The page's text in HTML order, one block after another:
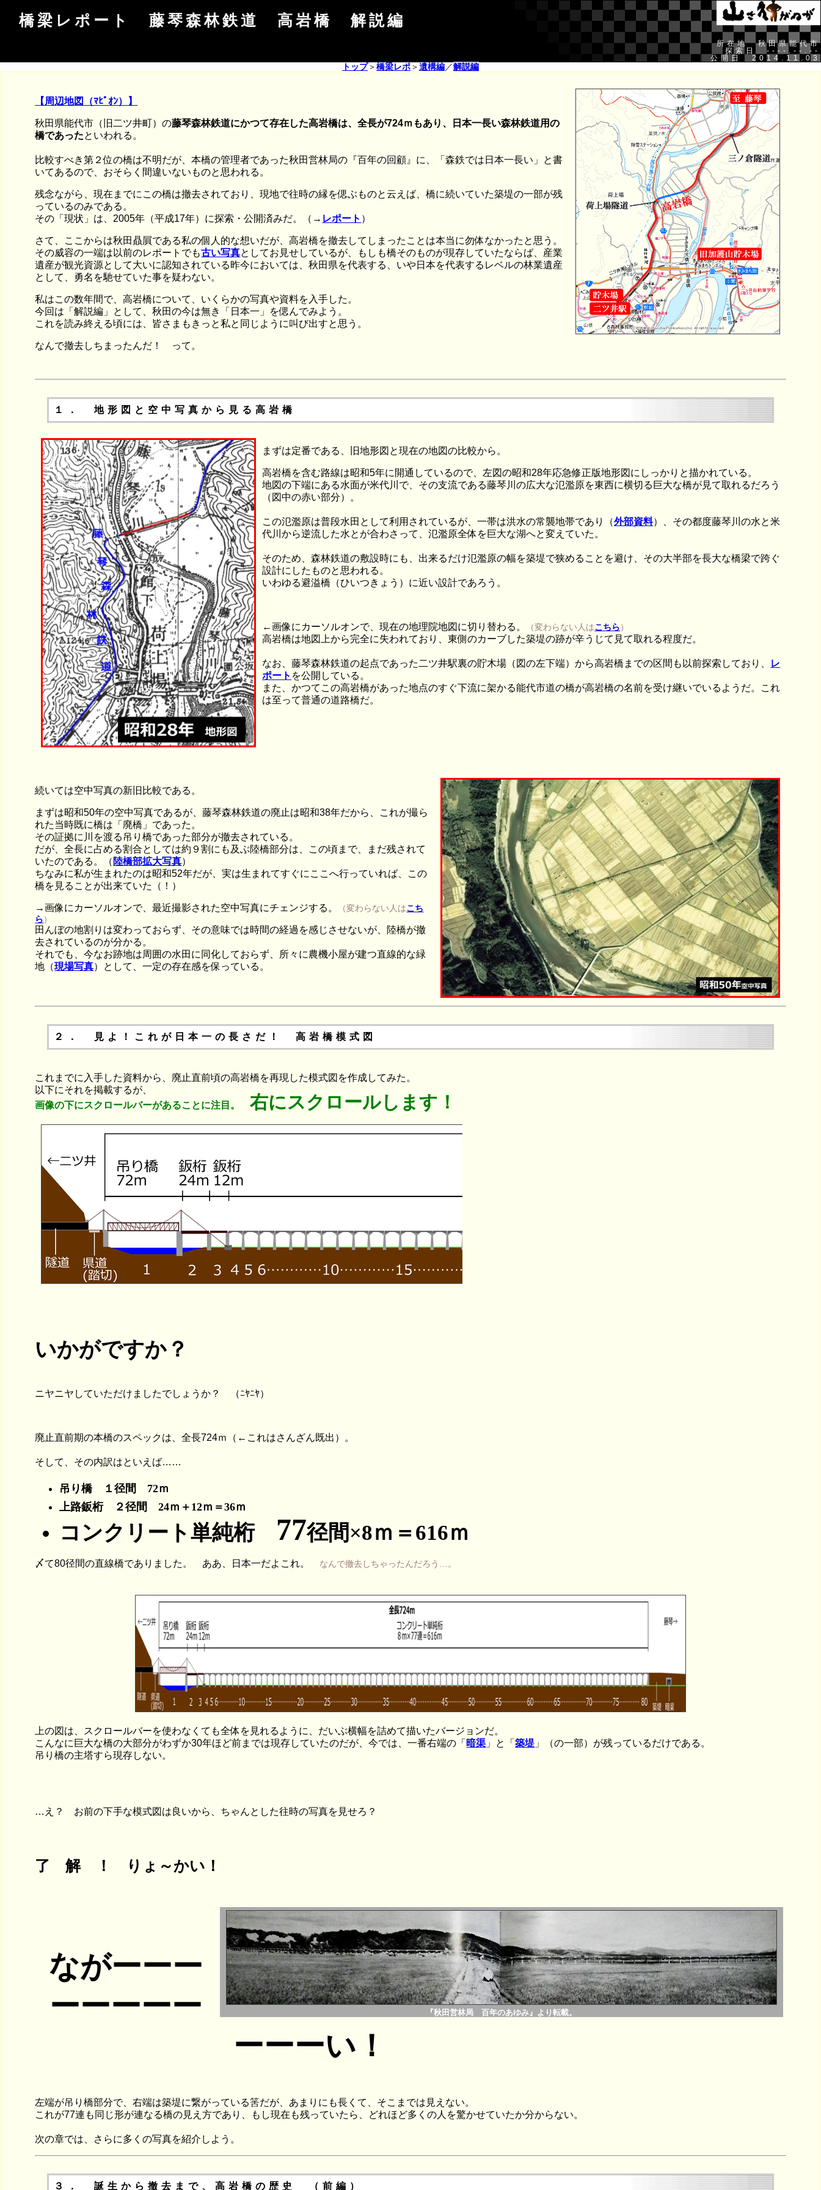
橋梁レポート 藤琴森林鉄道 高岩橋 解説編
所在地 秋田県能代市
探索日 ----.--.--
公開日 2014.11.03
トップ＞橋梁レポ＞遺構編／解説編
【周辺地図（ﾏﾋﾟｵﾝ）】
秋田県能代市（旧二ツ井町）の藤琴森林鉄道にかつて存在した高岩橋は、全長が724ｍもあり、日本一長い森林鉄道用の
橋であったといわれる。
比較すべき第２位の橋は不明だが、本橋の管理者であった秋田営林局の『百年の回顧』に、「森鉄では日本一長い」と書
いてあるので、おそらく間違いないものと思われる。
残念ながら、現在までにこの橋は撤去されており、現地で往時の縁を偲ぶものと云えば、橋に続いていた築堤の一部が残
っているのみである。
その「現状」は、2005年（平成17年）に探索・公開済みだ。（→ レポート ）
さて、ここからは秋田贔屓である私の個人的な想いだが、高岩橋を撤去してしまったことは本当に勿体なかったと思う。
その威容の一端は以前のレポートでも古い写真としてお見せしているが、もしも橋そのものが現存していたならば、産業
遺産が観光資源として大いに認知されている昨今においては、秋田県を代表する、いや日本を代表するレベルの林業遺産
として、勇名を馳せていた事を疑わない。
私はこの数年間で、高岩橋について、いくらかの写真や資料を入手した。
今回は「解説編」として、秋田の今は無き「日本一」を偲んでみよう。
これを読み終える頃には、皆さまもきっと私と同じように叫び出すと思う。
なんで撤去しちまったんだ！ って。
１． 地形図と空中写真から見る高岩橋
まずは定番である、旧地形図と現在の地図の比較から。
高岩橋を含む路線は昭和5年に開通しているので、左図の昭和28年応急修正版地形図にしっかりと描かれている。
地図の下端にある水面が米代川で、その支流である藤琴川の広大な氾濫原を東西に横切る巨大な橋が見て取れるだろう
（図中の赤い部分）。
この氾濫原は普段水田として利用されているが、一帯は洪水の常襲地帯であり（外部資料）、その都度藤琴川の水と米
代川から逆流した水とが合わさって、氾濫原全体を巨大な湖へと変えていた。
そのため、森林鉄道の敷設時にも、出来るだけ氾濫原の幅を築堤で狭めることを避け、その大半部を長大な橋梁で跨ぐ
設計にしたものと思われる。
いわゆる避溢橋（ひいつきょう）に近い設計であろう。
←画像にカーソルオンで、現在の地理院地図に切り替わる。 （変わらない人はこちら）
高岩橋は地図上から完全に失われており、東側のカーブした築堤の跡が辛うじて見て取れる程度だ。
なお、藤琴森林鉄道の起点であった二ツ井駅裏の貯木場（図の左下端）から高岩橋までの区間も以前探索しており、
レ
ポート を公開している。
また、かつてこの高岩橋があった地点のすぐ下流に架かる能代市道の橋が高岩橋の名前を受け継いでいるようだ。これ
は至って普通の道路橋だ。
続いては空中写真の新旧比較である。
まずは昭和50年の空中写真であるが、藤琴森林鉄道の廃止は昭和38年だから、これが撮ら
れた当時既に橋は「廃橋」であった。
その証拠に川を渡る吊り橋であった部分が撤去されている。
だが、全長に占める割合としては約９割にも及ぶ陸橋部分は、この頃まで、まだ残されて
いたのである。（ 陸橋部拡大写真）
ちなみに私が生まれたのは昭和52年だが、実は生まれてすぐにここへ行っていれば、この
橋を見ることが出来ていた（！）
→画像にカーソルオンで、最近撮影された空中写真にチェンジする。 （変わらない人はこち
ら）
田んぼの地割りは変わっておらず、その意味では時間の経過を感じさせないが、陸橋が撤
去されているのが分かる。
それでも、今なお跡地は周囲の水田に同化しておらず、所々に農機小屋が建つ直線的な緑
地（現場写真）として、一定の存在感を保っている。
２． 見よ！これが日本一の長さだ！ 高岩橋模式図
これまでに入手した資料から、廃止直前頃の高岩橋を再現した模式図を作成してみた。
以下にそれを掲載するが、
画像の下にスクロールバーがあることに注目。右にスクロールします！
いかがですか？
ニヤニヤしていただけましたでしょうか？ （ﾆﾔﾆﾔ）
廃止直前期の本橋のスペックは、全長724ｍ（←これはさんざん既出）。
そして、その内訳はといえば……
吊り橋 １径間 72ｍ
上路鈑桁 ２径間 24ｍ＋12ｍ＝36ｍ
コンクリート単純桁 77径間×8ｍ＝616ｍ
〆て80径間の直線橋でありました。 ああ、日本一だよこれ。 なんで撤去しちゃったんだろう…。
上の図は、スクロールバーを使わなくても全体を見れるように、だいぶ横幅を詰めて描いたバージョンだ。
こんなに巨大な橋の大部分がわずか30年ほど前までは現存していたのだが、今では、一番右端の「 暗渠 」と「築堤 」（の一部）が残っているだけである。
吊り橋の主塔すら現存しない。
…え？ お前の下手な模式図は良いから、ちゃんとした往時の写真を見せろ？
了 解 ！ りょ～かい！
『秋田営林局 百年のあゆみ』より転載。
ながーーー
ーーーーー
ーーーい！
左端が吊り橋部分で、右端は築堤に繋がっている筈だが、あまりにも長くて、そこまでは見えない。
これが77連も同じ形が連なる橋の見え方であり、もし現在も残っていたら、どれほど多くの人を驚かせていたか分からない。
次の章では、さらに多くの写真を紹介しよう。
３． 誕生から撤去まで、高岩橋の歴史 （前編）